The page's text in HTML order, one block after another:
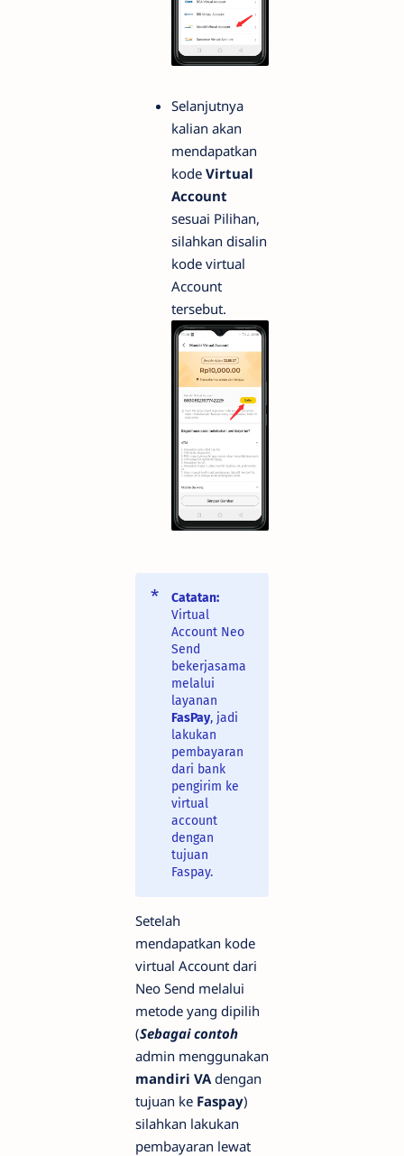
Selanjutnya
kalian akan
mendapatkan
kode Virtual
Account
sesuai Pilihan,
silahkan disalin
kode virtual
Account
tersebut.
Catatan:
Virtual
Account Neo
Send
bekerjasama
melalui
layanan
FasPay, jadi
lakukan
pembayaran
dari bank
pengirim ke
virtual
account
dengan
tujuan
Faspay.
Setelah
mendapatkan kode
virtual Account dari
Neo Send melalui
metode yang dipilih
(Sebagai contoh
admin menggunakan
mandiri VA dengan
tujuan ke Faspay)
silahkan lakukan
pembayaran lewat